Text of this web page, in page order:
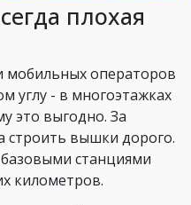
плохая
мобильных операторов
углу - в многоэтажках
это выгодно. За
строить вышки дорого.
станциями
километров.